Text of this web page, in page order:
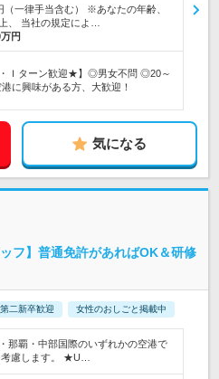
（一律手当含む） ※あなたの年齢、
、 当社の規定によ…
円
・Ｉターン歓迎★】◎男女不問 ◎20～
に興味がある方、大歓迎！
気になる
フ】普通免許があればOK＆研修
第二新卒歓迎 女性のおしごと掲載中
那覇・中部国際のいずれかの空港で
慮します。 ★U…